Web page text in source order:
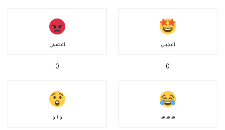
أعجبني
0
أغضبني
0
هاهاها واااو